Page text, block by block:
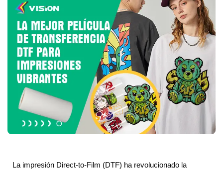
La impresión Direct-to-Film (DTF) ha revolucionado la